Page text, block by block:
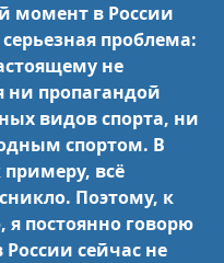
момент в России
проблема:
не
ни пропагандой
видов спорта, ни
спортом. В
примеру, всё
Поэтому, к
постоянно говорю
сейчас не